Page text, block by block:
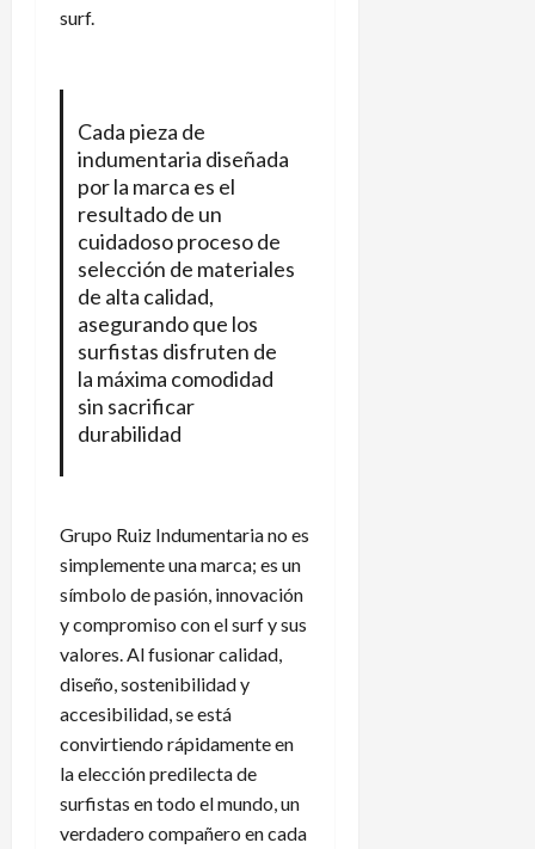
surf.
Cada pieza de
indumentaria diseñada
por la marca es el
resultado de un
cuidadoso proceso de
selección de materiales
de alta calidad,
asegurando que los
surfistas disfruten de
la máxima comodidad
sin sacrificar
durabilidad
Grupo Ruiz Indumentaria no es
simplemente una marca; es un
símbolo de pasión, innovación
y compromiso con el surf y sus
valores. Al fusionar calidad,
diseño, sostenibilidad y
accesibilidad, se está
convirtiendo rápidamente en
la elección predilecta de
surfistas en todo el mundo, un
verdadero compañero en cada